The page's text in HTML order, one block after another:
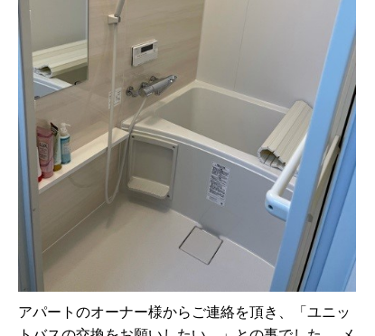
アパートのオーナー様からご連絡を頂き、「ユニッ